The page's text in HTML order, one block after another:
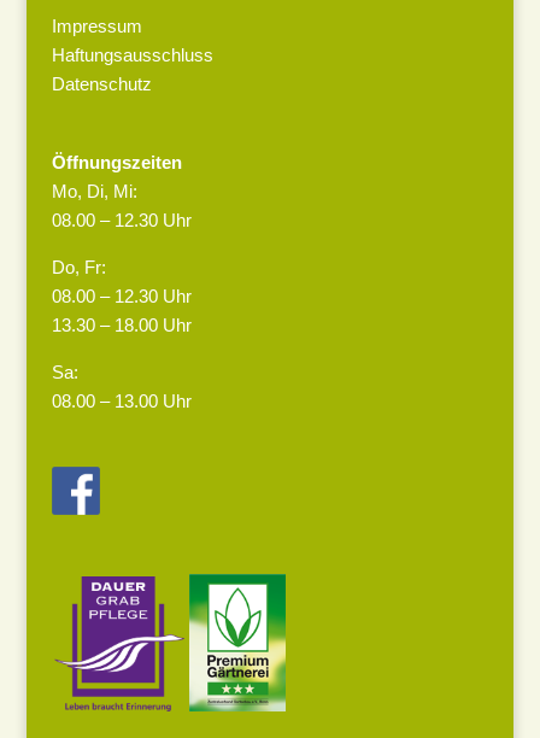
Impressum
Haftungsausschluss
Datenschutz
Öffnungszeiten
Mo, Di, Mi:
08.00 – 12.30 Uhr
Do, Fr:
08.00 – 12.30 Uhr
13.30 – 18.00 Uhr
Sa:
08.00 – 13.00 Uhr